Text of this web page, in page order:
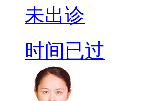
未出诊
时间已过